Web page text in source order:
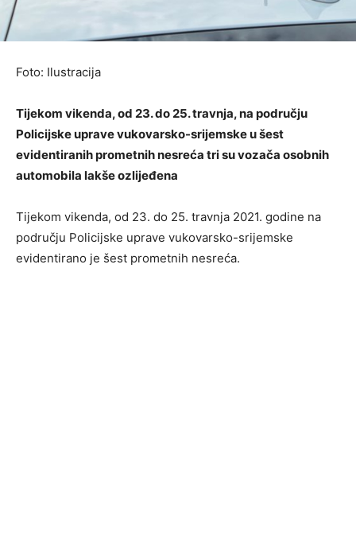
Foto: Ilustracija
Tijekom vikenda, od 23. do 25. travnja, na području
Policijske uprave vukovarsko-srijemske u šest
evidentiranih prometnih nesreća tri su vozača osobnih
automobila lakše ozlijeđena
Tijekom vikenda, od 23. do 25. travnja 2021. godine na
području Policijske uprave vukovarsko-srijemske
evidentirano je šest prometnih nesreća.